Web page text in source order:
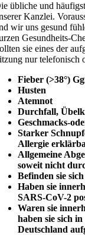
übliche und
Kanzlei.
wir uns gesund
Gesundheits-
sie eines der
nur telefonisch
Fieber (>38°)
Husten
Atemnot
Durchfall,
Geschmacks-
Starker
Allergie
Allgemeine
soweit nicht
Befinden sie
Haben sie
SARS-CoV-2
Waren sie
haben sie sich
Deutschland